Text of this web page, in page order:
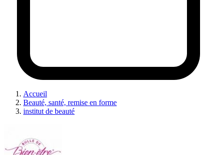
Accueil
Beauté, santé, remise en forme
institut de beauté